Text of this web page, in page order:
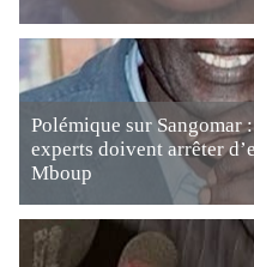
Polémique sur Sangomar
experts doivent arrêter
Mboup